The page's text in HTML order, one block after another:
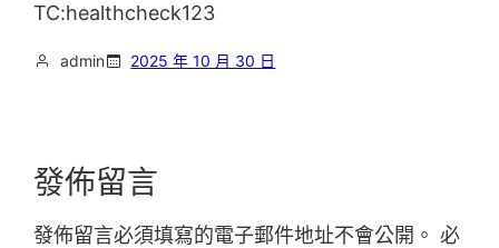
TC:healthcheck123
admin 2025 年 10 月 30 日
發佈留言
發佈留言必須填寫的電子郵件地址不會公開。 必